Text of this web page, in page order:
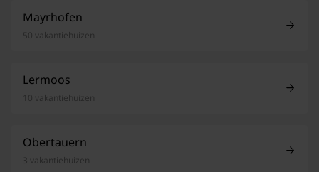
Mayrhofen
50 vakantiehuizen
Lermoos
10 vakantiehuizen
Obertauern
3 vakantiehuizen